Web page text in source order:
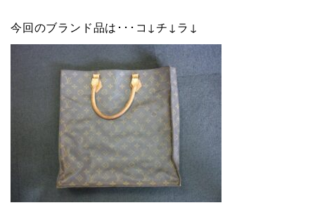
今回のブランド品は･･･コ↓チ↓ラ↓